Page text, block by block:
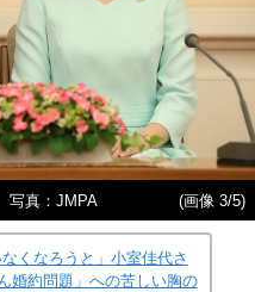
写真：JMPA (画像 3/5)
なくなろうと」小室佳代さ
婚約問題」への苦しい胸の